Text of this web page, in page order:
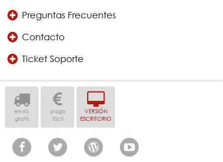
Preguntas Frecuentes
Contacto
Ticket Soporte
envío
gratis
pago
fácil
VERSIÓN
ESCRITORIO